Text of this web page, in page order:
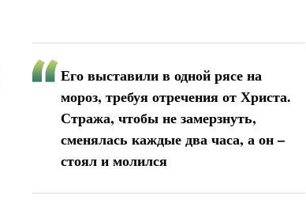
Его выставили в одной рясе на
мороз, требуя отречения от Христа.
Стража, чтобы не замерзнуть,
сменялась каждые два часа, а он –
стоял и молился